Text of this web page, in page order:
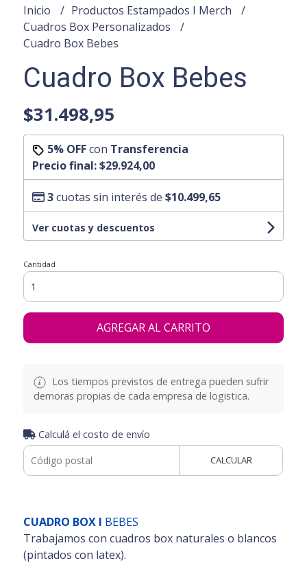
Inicio
Productos Estampados I Merch
Cuadros Box Personalizados
Cuadro Box Bebes
Cuadro Box Bebes
$31.498,95
5% OFFcon Transferencia
Precio final:$29.924,00
3cuotas sin interés de $10.499,65
Ver cuotas y descuentos
Cantidad
AGREGAR AL CARRITO
Los tiempos previstos de entrega pueden sufrir
demoras propias de cada empresa de logistica.
Calculá el costo de envío
CALCULAR
CUADRO BOX I BEBES
Trabajamos con cuadros box naturales o blancos
(pintados con latex).